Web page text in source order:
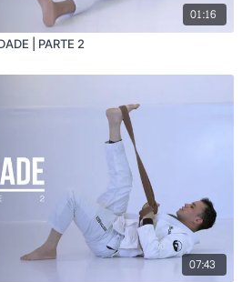
01:16
| PARTE 2
07:43